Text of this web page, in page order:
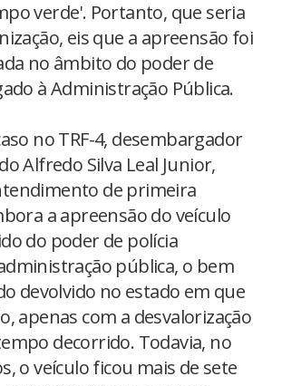
verde'. Portanto, que seria
eis que a apreensão foi
no âmbito do poder de
à Administração Pública.
no TRF-4, desembargador
Alfredo Silva Leal Junior,
de primeira
a apreensão do veículo
do poder de polícia
pública, o bem
devolvido no estado em que
apenas com a desvalorização
decorrido. Todavia, no
o veículo ficou mais de sete